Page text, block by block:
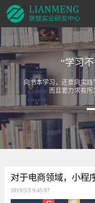
“学习
向书本学习，还要向实
而且要力求有
对于电商领域，小程
2019/3/3 9:45:07